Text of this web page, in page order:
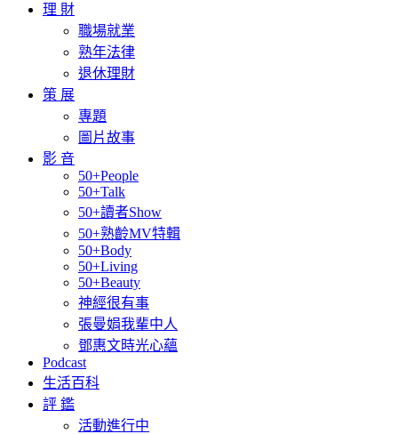
理 財
職場就業
熟年法律
退休理財
策 展
專題
圖片故事
影 音
50+People
50+Talk
50+讀者Show
50+熟齡MV特輯
50+Body
50+Living
50+Beauty
神經很有事
張曼娟我輩中人
鄧惠文時光心蘊
Podcast
生活百科
評 鑑
活動進行中